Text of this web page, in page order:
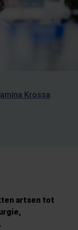
Krossa
artsen tot